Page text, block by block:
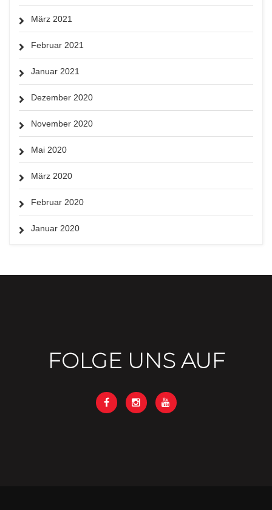
März 2021
Februar 2021
Januar 2021
Dezember 2020
November 2020
Mai 2020
März 2020
Februar 2020
Januar 2020
FOLGE UNS AUF